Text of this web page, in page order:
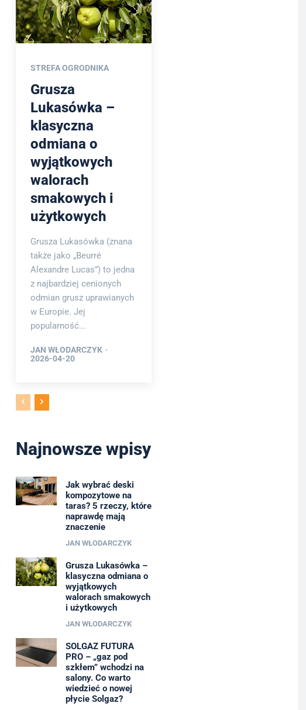
STREFA OGRODNIKA
Grusza
Lukasówka –
klasyczna
odmiana o
wyjątkowych
walorach
smakowych i
użytkowych
Grusza Lukasówka (znana
także jako „Beurré
Alexandre Lucas”) to jedna
z najbardziej cenionych
odmian grusz uprawianych
w Europie. Jej
popularność...
JAN WŁODARCZYK -
2026-04-20
Najnowsze wpisy
Jak wybrać deski
kompozytowe na
taras? 5 rzeczy, które
naprawdę mają
znaczenie
JAN WŁODARCZYK
Grusza Lukasówka –
klasyczna odmiana o
wyjątkowych
walorach smakowych
i użytkowych
JAN WŁODARCZYK
SOLGAZ FUTURA
PRO – „gaz pod
szkłem” wchodzi na
salony. Co warto
wiedzieć o nowej
płycie Solgaz?